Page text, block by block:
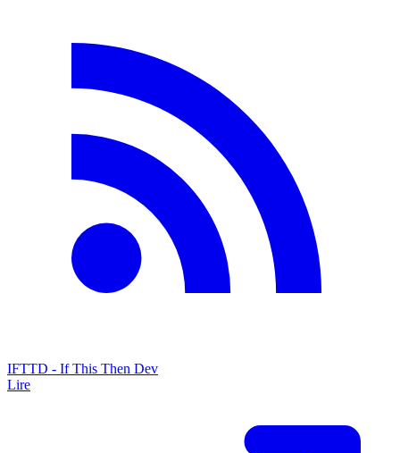
IFTTD - If This Then Dev
Lire